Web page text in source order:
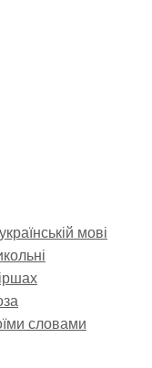
мові
словами